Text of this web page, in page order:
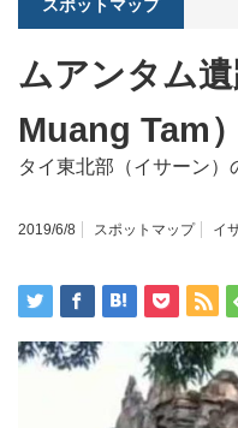
スポットマップ
ムアンタム
Muang Tam）
タイ東北部（イサーン）
2019/6/8 スポットマップ イ